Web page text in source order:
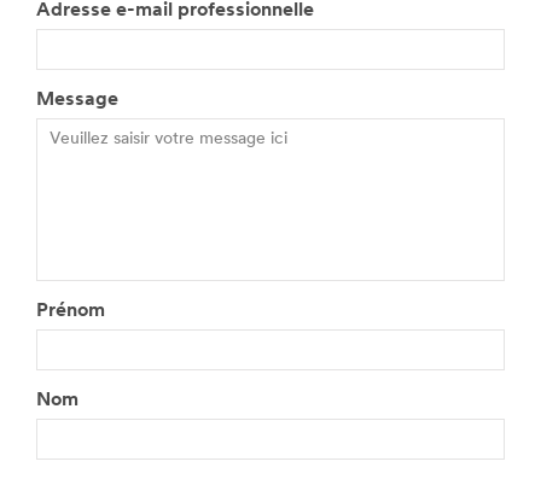
Adresse e-mail professionnelle
Message
Prénom
Nom